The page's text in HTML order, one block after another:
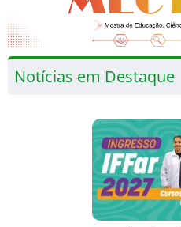
Notícias em Destaque